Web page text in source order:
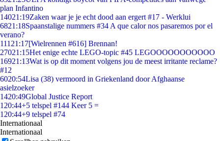
plan Infantino
14021:19Zaken waar je je echt dood aan ergert #17 - Werklui
6821:18Spaanstalige nummers #34 A que calor nos pasaremos por el
verano?
111 21:17[Wielrennen #616] Brennan!
27021:15Het enige echte LEGO-topic #45 LEGOOOOOOOOOOO
16921:13Wat is op dit moment volgens jou de meest irritante reclame?
#12
6020:54Lisa (38) vermoord in Griekenland door Afghaanse
asielzoeker
1420:49Global Justice Report
1 20:44+5 telspel #144 Keer 5 =
1 20:44+9 telspel #74
Internationaal
Internationaal